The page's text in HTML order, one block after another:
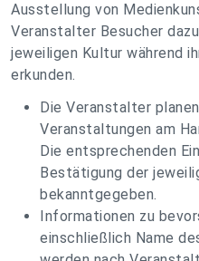
Ausstellung von
Veranstalter Besucher
jeweiligen Kultur während
erkunden.
Die Veranstalter
Veranstaltungen am
Die entsprechenden
Bestätigung der
bekanntgegeben.
Informationen zu
einschließlich Name